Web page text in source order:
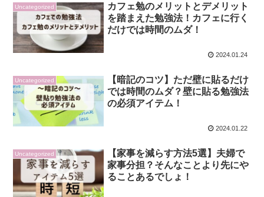
Uncategorized
カフェ勉のメリットとデメリット
を踏まえた勉強法！カフェに行く
だけでは時間のムダ！
2024.01.24
Uncategorized
【暗記のコツ】ただ壁に貼るだけ
では時間のムダ？壁に貼る勉強法
の必須アイテム！
2024.01.22
Uncategorized
【家事を減らす方法5選】夫婦で
家事分担？そんなことより先にや
ることあるでしょ！